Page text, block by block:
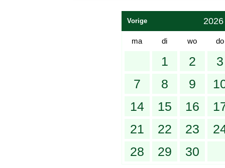
Vorige
ma di wo do
1 2
3
7
8 9
14
15 16
21
22 23
28
29 30